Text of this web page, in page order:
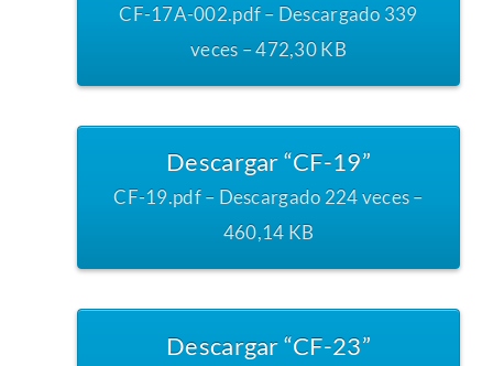
CF-17A-002.pdf – Descargado 339
veces – 472,30 KB
Descargar “CF-19”
CF-19.pdf – Descargado 224 veces –
460,14 KB
Descargar “CF-23”